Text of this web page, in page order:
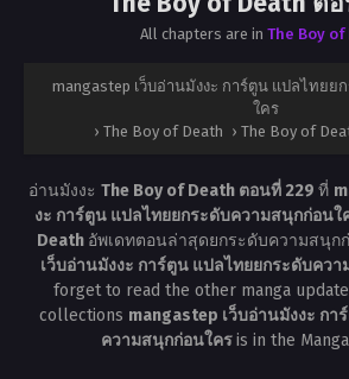
All chapters are in The Boy of
mangastep เว็บอ่านมังงะ การ์ตูน แปลไทย
ใคร
› The Boy of Death › The Boy of
อ่านมังงะ The Boy of Death ตอนที่ 229 ที่
งะ การ์ตูน แปลไทยยกระดับความสนุกก่อนใ
Death อัพเดทตอนล่าสุดยกระดับความสนุก
เว็บอ่านมังงะ การ์ตูน แปลไทยยกระดับคว
forget to read the other manga
collections mangastep เว็บอ่านมังงะ ก
ความสนุกก่อนใครis in the